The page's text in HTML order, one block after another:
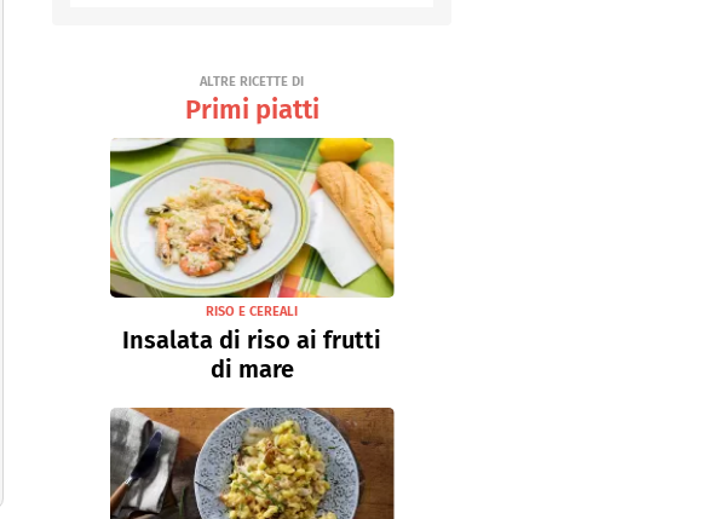
ALTRE RICETTE DI
Primi piatti
RISO E CEREALI
Insalata di riso ai frutti
di mare